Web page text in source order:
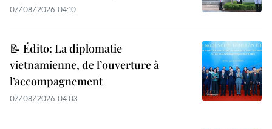
07/08/2026 04:10
📝 Édito: La diplomatie
vietnamienne, de l’ouverture à
l’accompagnement
07/08/2026 04:03